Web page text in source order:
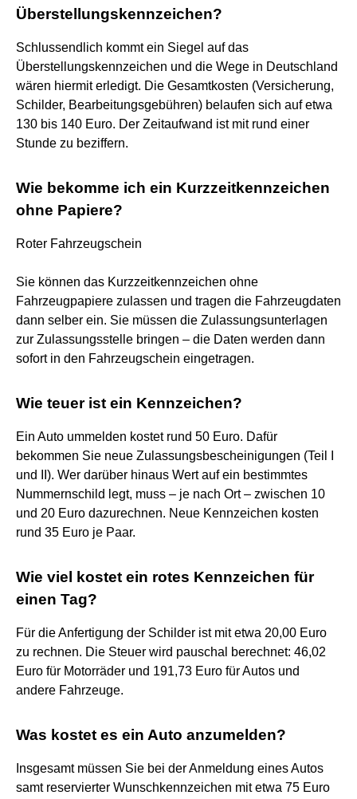
Überstellungskennzeichen?
Schlussendlich kommt ein Siegel auf das
Überstellungskennzeichen und die Wege in Deutschland
wären hiermit erledigt. Die Gesamtkosten (Versicherung,
Schilder, Bearbeitungsgebühren) belaufen sich auf etwa
130 bis 140 Euro. Der Zeitaufwand ist mit rund einer
Stunde zu beziffern.
Wie bekomme ich ein Kurzzeitkennzeichen
ohne Papiere?
Roter Fahrzeugschein
Sie können das Kurzzeitkennzeichen ohne
Fahrzeugpapiere zulassen und tragen die Fahrzeugdaten
dann selber ein. Sie müssen die Zulassungsunterlagen
zur Zulassungsstelle bringen – die Daten werden dann
sofort in den Fahrzeugschein eingetragen.
Wie teuer ist ein Kennzeichen?
Ein Auto ummelden kostet rund 50 Euro. Dafür
bekommen Sie neue Zulassungsbescheinigungen (Teil I
und II). Wer darüber hinaus Wert auf ein bestimmtes
Nummernschild legt, muss – je nach Ort – zwischen 10
und 20 Euro dazurechnen. Neue Kennzeichen kosten
rund 35 Euro je Paar.
Wie viel kostet ein rotes Kennzeichen für
einen Tag?
Für die Anfertigung der Schilder ist mit etwa 20,00 Euro
zu rechnen. Die Steuer wird pauschal berechnet: 46,02
Euro für Motorräder und 191,73 Euro für Autos und
andere Fahrzeuge.
Was kostet es ein Auto anzumelden?
Insgesamt müssen Sie bei der Anmeldung eines Autos
samt reservierter Wunschkennzeichen mit etwa 75 Euro